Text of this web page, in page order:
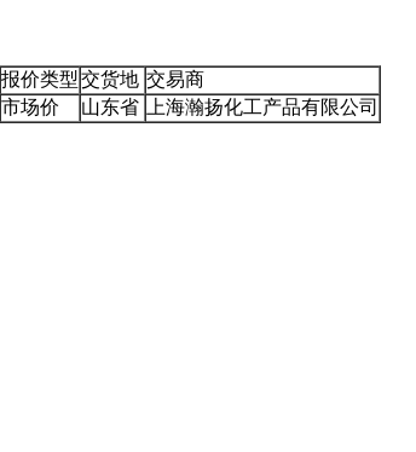
报价类型交货地 交易商
市场价 山东省 上海瀚扬化工产品有限公司